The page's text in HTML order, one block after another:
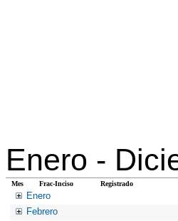
Enero -
Mes Frac-Inciso Registrado
Enero
Febrero